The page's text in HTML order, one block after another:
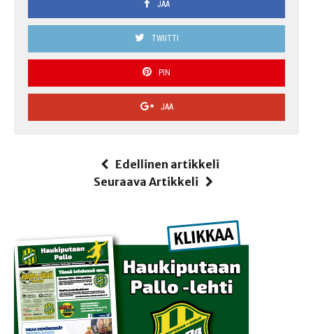
JAA
TWIITTI
PIN
JAA
Edellinen artikkeli
Seuraava Artikkeli